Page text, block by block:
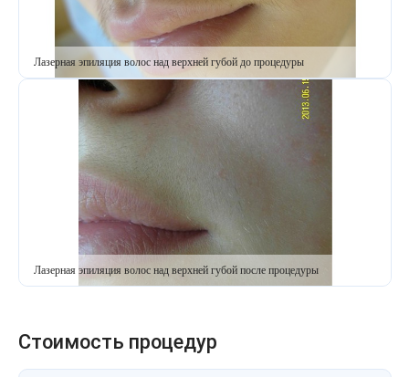
Лазерная эпиляция волос над верхней губой до процедуры
Лазерная эпиляция волос над верхней губой после процедуры
Стоимость процедур